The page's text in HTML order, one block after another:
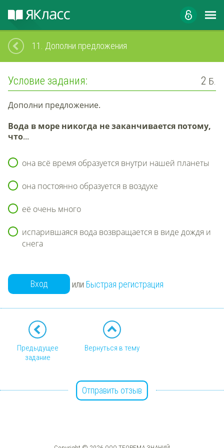
11. Дополни предложения
Условие задания: 2 Б.
Дополни предложение.
Вода в море никогда не заканчивается потому,
что...
она всё время образуется внутри нашей планеты
она постоянно образуется в воздухе
её очень много
испарившаяся вода возвращается в виде дождя и
снега
Вход или Быстрая регистрация
Предыдущее
задание
Вернуться в тему
Отправить отзыв